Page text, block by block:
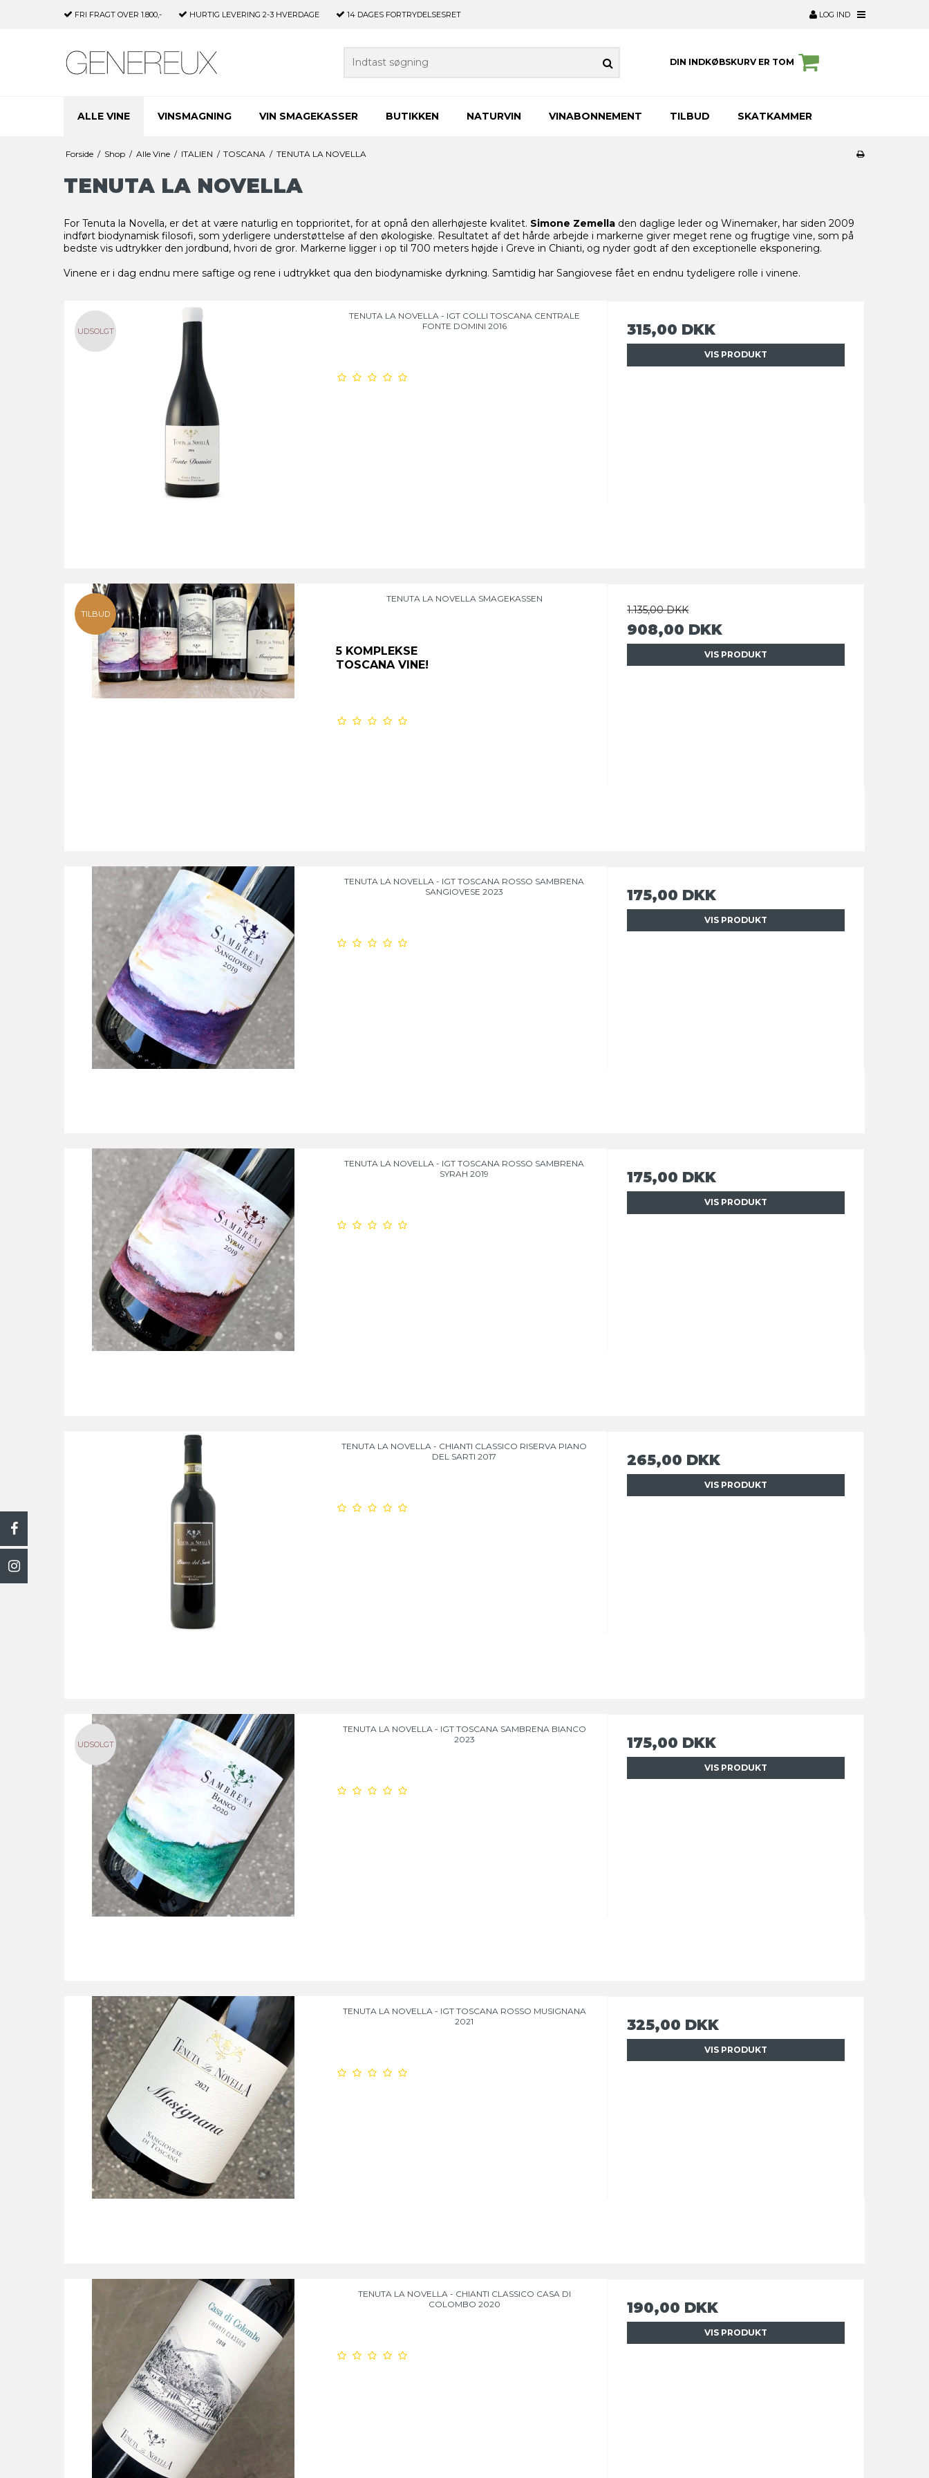
FRI FRAGT OVER 1.800,- HURTIG LEVERING 2-3 HVERDAGE 14 DAGES FORTRYDELSESRET LOG IND
DIN INDKØBSKURV ER TOM
ALLE VINE VINSMAGNING VIN SMAGEKASSER BUTIKKEN NATURVIN VINABONNEMENT TILBUD SKATKAMMER
Forside / Shop / Alle Vine / ITALIEN / TOSCANA / TENUTA LA NOVELLA
TENUTA LA NOVELLA
For Tenuta la Novella, er det at være naturlig en topprioritet, for at opnå den allerhøjeste kvalitet. Simone Zemella den daglige leder og Winemaker, har siden 2009
indført biodynamisk filosofi, som yderligere understøttelse af den økologiske. Resultatet af det hårde arbejde i markerne giver meget rene og frugtige vine, som på
bedste vis udtrykker den jordbund, hvori de gror. Markerne ligger i op til 700 meters højde i Greve in Chianti, og nyder godt af den exceptionelle eksponering.
Vinene er i dag endnu mere saftige og rene i udtrykket qua den biodynamiske dyrkning. Samtidig har Sangiovese fået en endnu tydeligere rolle i vinene.
UDSOLGT
TENUTA LA NOVELLA - IGT COLLI TOSCANA CENTRALE
FONTE DOMINI 2016
315,00 DKK
VIS PRODUKT
TILBUD
TENUTA LA NOVELLA SMAGEKASSEN
5 KOMPLEKSE
TOSCANA VINE!
1.135,00 DKK
908,00 DKK
VIS PRODUKT
TENUTA LA NOVELLA - IGT TOSCANA ROSSO SAMBRENA
SANGIOVESE 2023
175,00 DKK
VIS PRODUKT
TENUTA LA NOVELLA - IGT TOSCANA ROSSO SAMBRENA
SYRAH 2019
175,00 DKK
VIS PRODUKT
TENUTA LA NOVELLA - CHIANTI CLASSICO RISERVA PIANO
DEL SARTI 2017
265,00 DKK
VIS PRODUKT
UDSOLGT
TENUTA LA NOVELLA - IGT TOSCANA SAMBRENA BIANCO
2023
175,00 DKK
VIS PRODUKT
TENUTA LA NOVELLA - IGT TOSCANA ROSSO MUSIGNANA
2021
325,00 DKK
VIS PRODUKT
TENUTA LA NOVELLA - CHIANTI CLASSICO CASA DI
COLOMBO 2020
190,00 DKK
VIS PRODUKT